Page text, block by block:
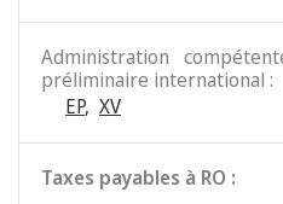
Administration
préliminaire international :
EP, XV
Taxes payables à RO :